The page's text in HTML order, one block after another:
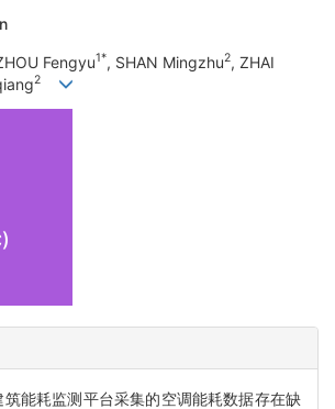
Fengyu1*, SHAN Mingzhu2, ZHAI
2
筑能耗监测平台采集的空调能耗数据存在缺